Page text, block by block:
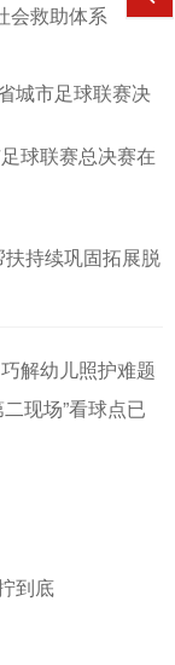
会救助体系
城市足球联赛决
球联赛总决赛在
持续巩固拓展脱
解幼儿照护难题
现场”看球点已
到底